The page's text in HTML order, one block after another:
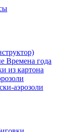
Времена года
из картона
аэрозоли